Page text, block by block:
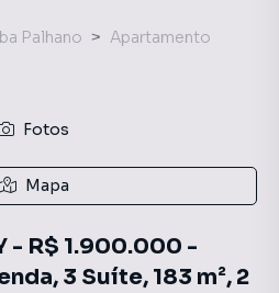
Palhano
Apartamento
Fotos
Mapa
- R$ 1.900.000 -
3 Suíte, 183 m², 2